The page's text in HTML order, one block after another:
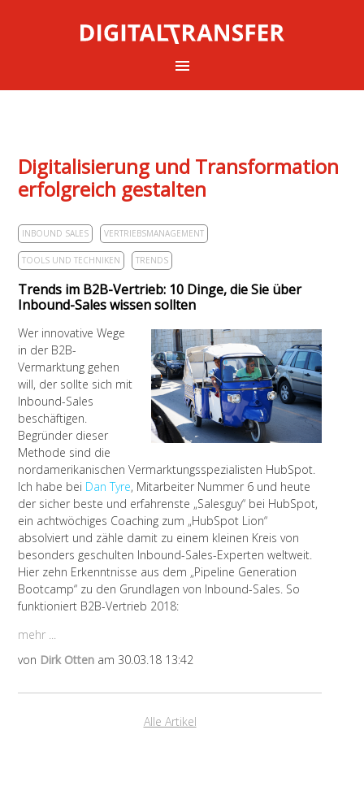
Digitalisierung und Transformation
erfolgreich gestalten
INBOUND SALES VERTRIEBSMANAGEMENT
TOOLS UND TECHNIKEN TRENDS
Trends im B2B-Vertrieb: 10 Dinge, die Sie über
Inbound-Sales wissen sollten
Wer innovative Wege
in der B2B-
Vermarktung gehen
will, der sollte sich mit
Inbound-Sales
beschäftigen.
Begründer dieser
Methode sind die
nordamerikanischen Vermarktungsspezialisten HubSpot.
Ich habe bei Dan Tyre, Mitarbeiter Nummer 6 und heute
der sicher beste und erfahrenste „Salesguy“ bei HubSpot,
ein achtwöchiges Coaching zum „HubSpot Lion“
absolviert und zähle damit zu einem kleinen Kreis von
besonders geschulten Inbound-Sales-Experten weltweit.
Hier zehn Erkenntnisse aus dem „Pipeline Generation
Bootcamp“ zu den Grundlagen von Inbound-Sales. So
funktioniert B2B-Vertrieb 2018:
mehr ...
von Dirk Otten am 30.03.18 13:42
Alle Artikel